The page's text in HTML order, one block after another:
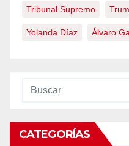
Tribunal Supremo
Yolanda Díaz Álvaro
CATEGORÍAS